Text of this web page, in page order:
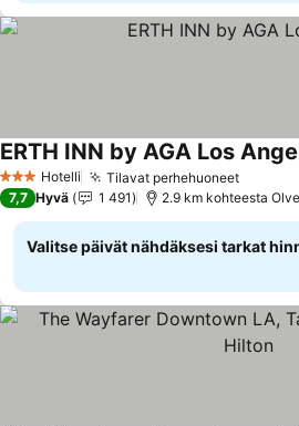
3 Tähtiluokitus
Hotelli Tilavat perhehuoneet
ERTH INN by AGA Los
7,7 Hyvä 1 491 2.9 km kohteesta
Valitse päivät nähdäksesi tarkat